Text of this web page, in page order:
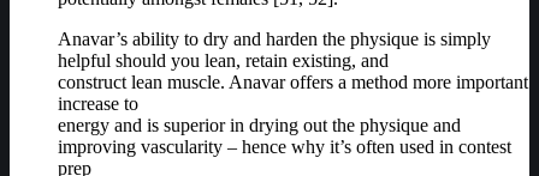
Anavar’s ability to dry and harden the physique is simply
helpful should you lean, retain existing, and
construct lean muscle. Anavar offers a method more important
increase to
energy and is superior in drying out the physique and
improving vascularity – hence why it’s often used in contest
prep